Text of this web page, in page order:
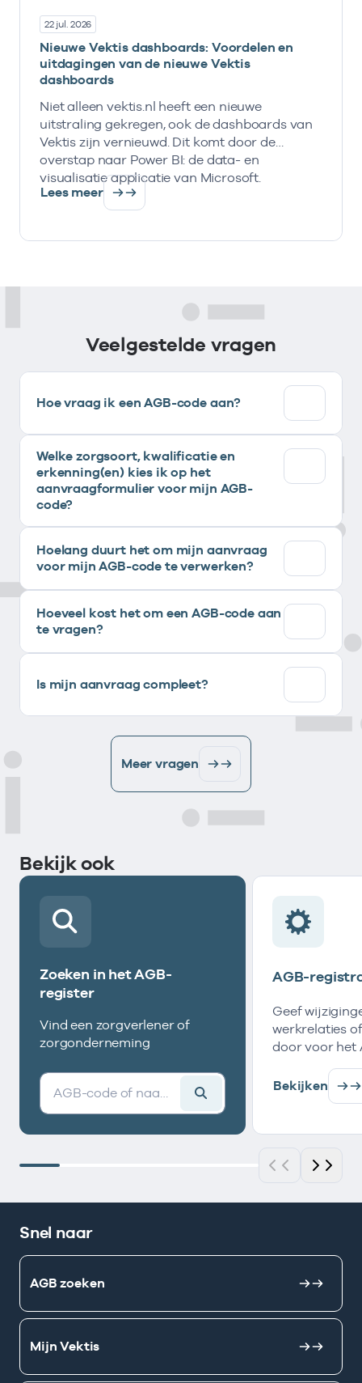
22 jul. 2026
Nieuwe Vektis dashboards: Voordelen en
uitdagingen van de nieuwe Vektis
dashboards
Niet alleen vektis.nl heeft een nieuwe
uitstraling gekregen, ook de dashboards van
Vektis zijn vernieuwd. Dit komt door de
overstap naar Power BI: de data- en
visualisatie applicatie van Microsoft.
Lees meer
Veelgestelde vragen
Hoe vraag ik een AGB-code aan?
Welke zorgsoort, kwalificatie en
erkenning(en) kies ik op het
aanvraagformulier voor mijn AGB-
code?
Hoelang duurt het om mijn aanvraag
voor mijn AGB-code te verwerken?
Hoeveel kost het om een AGB-code aan
te vragen?
Is mijn aanvraag compleet?
Meer vragen
Bekijk ook
Zoeken in het AGB-
register
Vind een zorgverlener of
zorgonderneming
AGB-
Geef
werkrelaties
door voor het
Bekijken
Snel naar
AGB zoeken
Mijn Vektis